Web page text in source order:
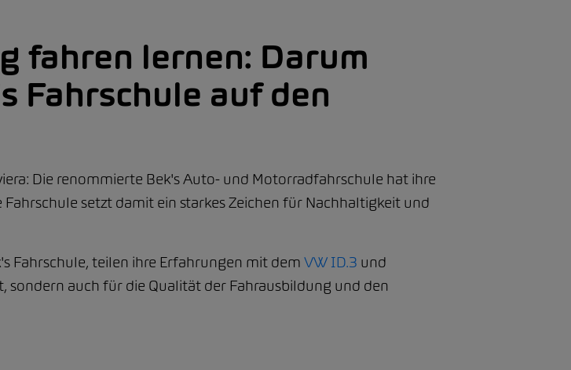
fahren lernen: Darum
Fahrschule auf den
Die renommierte Bek's Auto- und Motorradfahrschule hat ihre
setzt damit ein starkes Zeichen für Nachhaltigkeit und
Fahrschule, teilen ihre Erfahrungen mit dem VW ID.3 und
auch für die Qualität der Fahrausbildung und den